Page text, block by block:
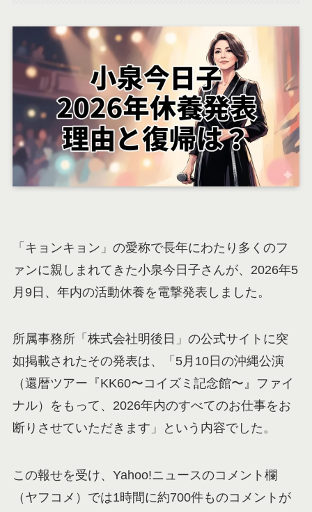
「キョンキョン」の愛称で長年にわたり多くのフ
ァンに親しまれてきた小泉今日子さんが、2026年5
月9日、年内の活動休養を電撃発表しました。
所属事務所「株式会社明後日」の公式サイトに突
如掲載されたその発表は、「5月10日の沖縄公演
（還暦ツアー『KK60〜コイズミ記念館〜』ファイ
ナル）をもって、2026年内のすべてのお仕事をお
断りさせていただきます」という内容でした。
この報せを受け、Yahoo!ニュースのコメント欄
（ヤフコメ）では1時間に約700件ものコメントが